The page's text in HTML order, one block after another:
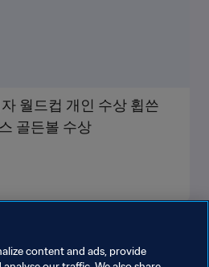
월드컵 개인 수상 휩쓴
골든볼 수상
content and ads, provide